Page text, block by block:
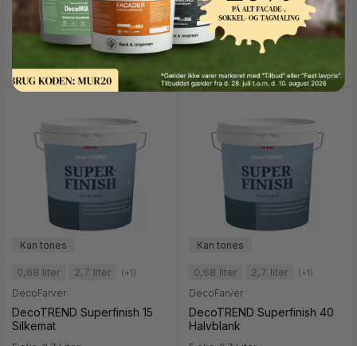
449 kr. 579 kr.
0,68 liter 2,7 liter (+1)
DecoFarver
DecoTREND Superfinish 15
Silkemat
0,68 liter 2,7 liter (+1)
DecoFarver
DecoTREND Superfinish 40
Halvblank